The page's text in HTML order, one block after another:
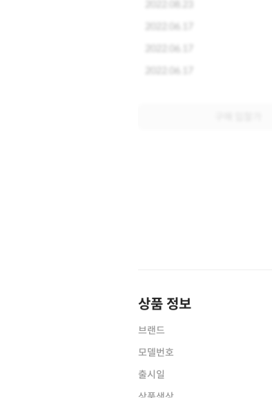
2022.08.23
2022.06.17
2022.06.17
2022.06.17
상품 정보
브랜드
모델번호
출시일